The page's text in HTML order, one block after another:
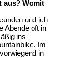
aus? Womit
und ich
Abende oft in
ins
Im
in